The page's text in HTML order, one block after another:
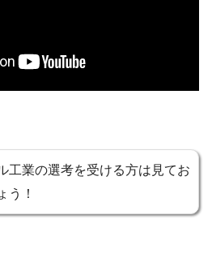
工業の選考を受ける方は見てお
う！